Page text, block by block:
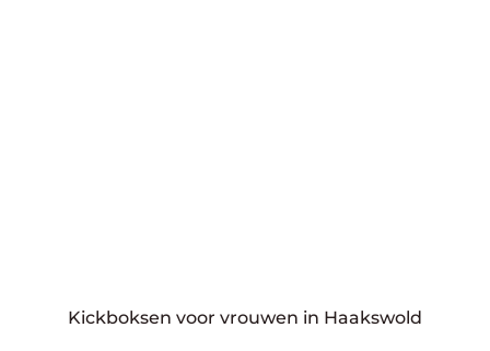
Kickboksen voor vrouwen in Haakswold